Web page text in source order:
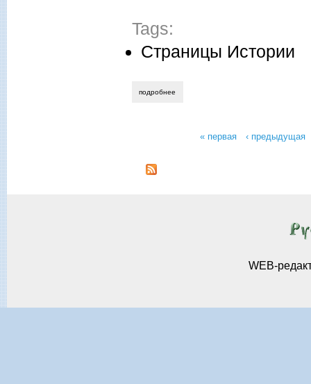
Tags:
Страницы Истории
подробнее
« первая ‹ предыдущая
WEB-